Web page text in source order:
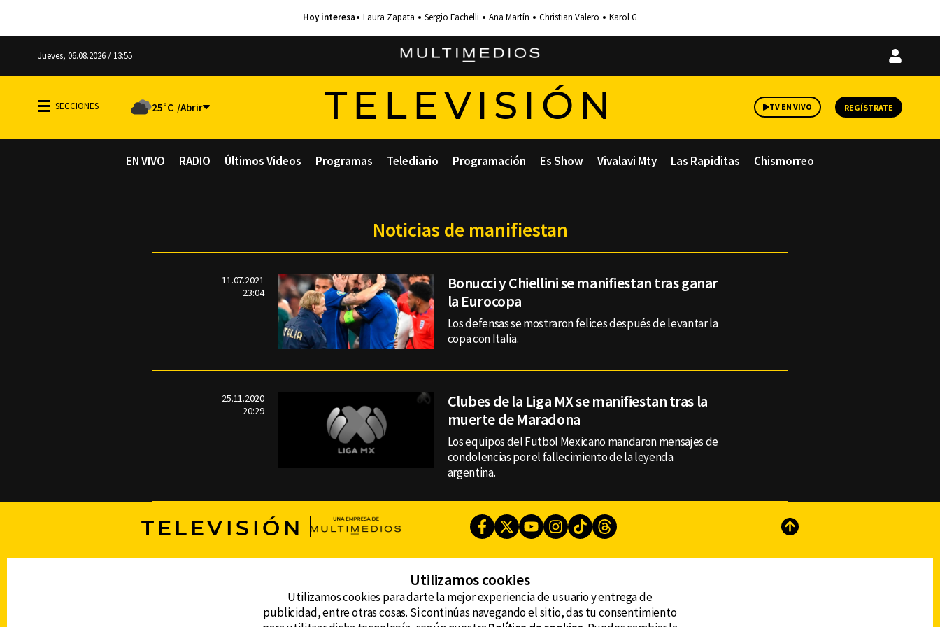
Laura Zapata Sergio Fachelli Ana Martín Christian Valero Karol G
Jueves, 06.08.2026 / 13:55
Iniciar
25°C TELEVISIÓN TV EN VIVO REGÍSTRATE
EN VIVO RADIO Últimos Videos Programas Telediario Programación Es Show Vivalavi Mty Las Rapiditas Chismorreo
Noticias de manifiestan
11.07.2021
23:04
Bonucci y Chiellini se manifiestan tras ganar
la Eurocopa
Los defensas se mostraron felices después de levantar la
copa con Italia.
25.11.2020
20:29
Clubes de la Liga MX se manifiestan tras la
muerte de Maradona
Los equipos del Futbol Mexicano mandaron mensajes de
condolencias por el fallecimiento de la leyenda
argentina.
TELEVISIÓN Facebook
TwitterYoutubeInstagram
TikTokThreads Subir
Prohibida la reproducción total o parcial, incluyendo
cualquier medio electrónico o magnético.
CONTACTO
AVISO DE PRIVACIDAD
AVISO LEGAL
DEFENSORÍA DE LAS AUDIENCIAS
Utilizamos cookies
Utilizamos cookies para darte la mejor experiencia de usuario y entrega de
publicidad, entre otras cosas. Si continúas navegando el sitio, das tu consentimiento